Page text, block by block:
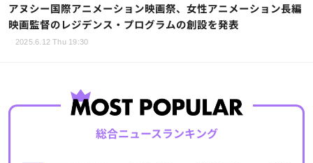
アヌシー国際アニメーション映画祭、女性アニメーション長編
映画監督のレジデンス・プログラムの創設を発表
2025.6.12 Thu 19:30
総合ニュースランキング